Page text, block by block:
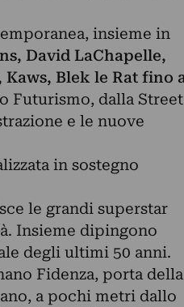
insieme in
David LaChapelle,
Blek le Rat fino
Futurismo, dalla Street
e le nuove
in sostegno
le grandi superstar
Insieme dipingono
degli ultimi 50 anni.
Fidenza, porta della
a pochi metri dallo